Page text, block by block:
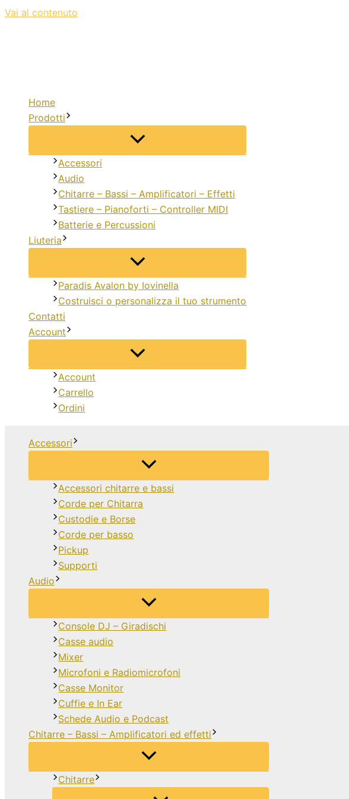
Vai al contenuto
Home
Prodotti
Accessori
Audio
Chitarre – Bassi – Amplificatori – Effetti
Tastiere – Pianoforti – Controller MIDI
Batterie e Percussioni
Liuteria
Paradis Avalon by Iovinella
Costruisci o personalizza il tuo strumento
Contatti
Account
Account
Carrello
Ordini
Accessori
Accessori chitarre e bassi
Corde per Chitarra
Custodie e Borse
Corde per basso
Pickup
Supporti
Audio
Console DJ – Giradischi
Casse audio
Mixer
Microfoni e Radiomicrofoni
Casse Monitor
Cuffie e In Ear
Schede Audio e Podcast
Chitarre – Bassi – Amplificatori ed effetti
Chitarre